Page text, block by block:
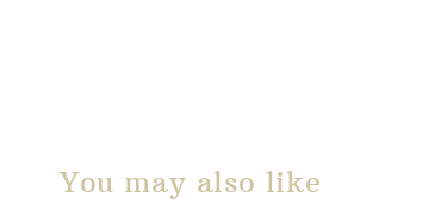
You may also like